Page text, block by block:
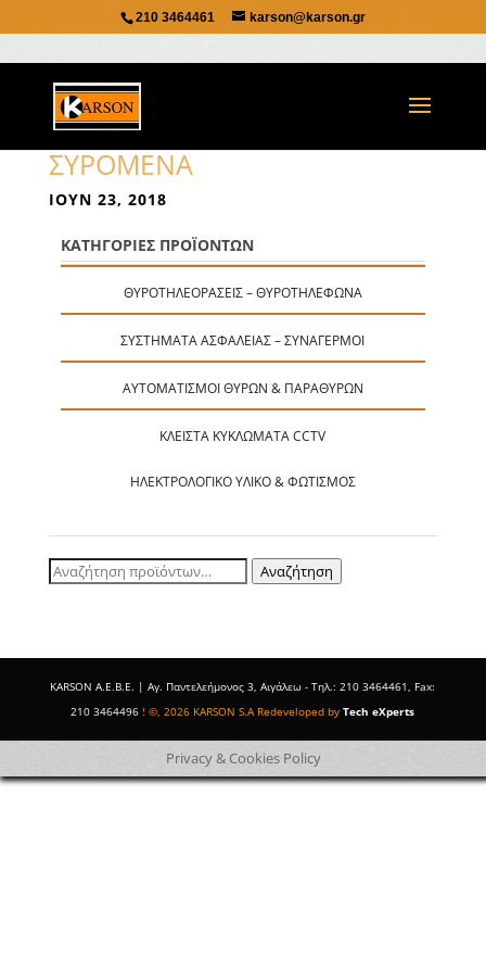
210 3464461 karson@karson.gr
ΣΥΡΟΜΕΝΑ
ΙΟΎΝ 23, 2018
ΚΑΤΗΓΟΡΙΕΣ ΠΡΟΪΟΝΤΩΝ
ΘΥΡΟΤΗΛΕΟΡΆΣΕΙΣ – ΘΥΡΟΤΗΛΈΦΩΝΑ
ΣΥΣΤΉΜΑΤΑ ΑΣΦΑΛΕΊΑΣ – ΣΥΝΑΓΕΡΜΟΊ
ΑΥΤΟΜΑΤΙΣΜΟΊ ΘΥΡΏΝ & ΠΑΡΑΘΎΡΩΝ
ΚΛΕΙΣΤΆ ΚΥΚΛΏΜΑΤΑ CCTV
ΗΛΕΚΤΡΟΛΟΓΙΚΌ ΥΛΙΚΌ & ΦΩΤΙΣΜΌΣ
Αναζήτηση
Αναζήτηση
ΚΑRSOΝ Α.E.B.E. | Αγ. Παντελεήμονος 3, Αιγάλεω - Τηλ.: 210 3464461, Fax:
210 3464496 ! ©, 2026 KARSON S.A Redeveloped byTech eXperts
Privacy & Cookies Policy